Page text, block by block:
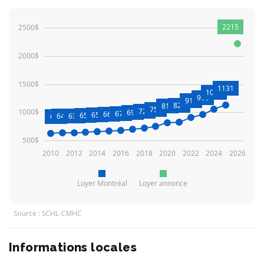
Loyer Montréal Loyer annonce
2010 2012 2014 2016 2018 2020 2022 2024 2026
500$
1000$
1500$
2000$
2500$
627641637651655668679698720754810821 912960
10511131
2215
Source : SCHL-CMHC
Informations locales